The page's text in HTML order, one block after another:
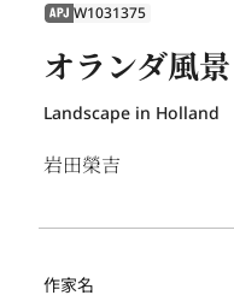
APJ W1031375
オランダ風景
Landscape in Holland
岩田榮吉
作家名